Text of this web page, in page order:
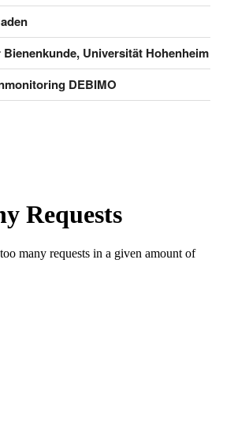
Universität Hohenheim
DEBIMO